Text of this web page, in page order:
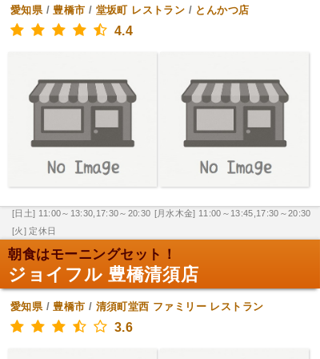
愛知県/豊橋市 / 堂坂町 レストラン / とんかつ店
4.4
[日土] 11:00～13:30,17:30～20:30 [月水木金] 11:00～13:45,17:30～20:30
[火] 定休日
朝食はモーニングセット！
ジョイフル 豊橋清須店
愛知県/豊橋市 / 清須町堂西 ファミリー レストラン
3.6